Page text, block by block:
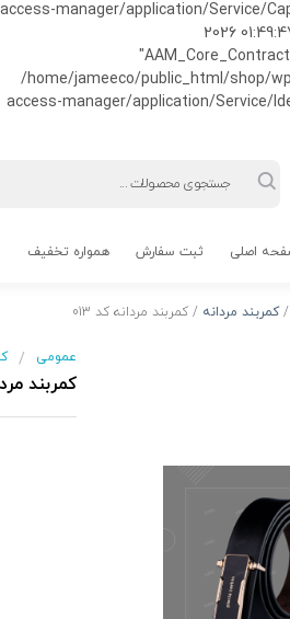
ورود به حساب کاربری
ناموجود
کالا در حال حاضر موجود نیست.
لیست بالای صفحه، از محصولات
دیدن نمایید.